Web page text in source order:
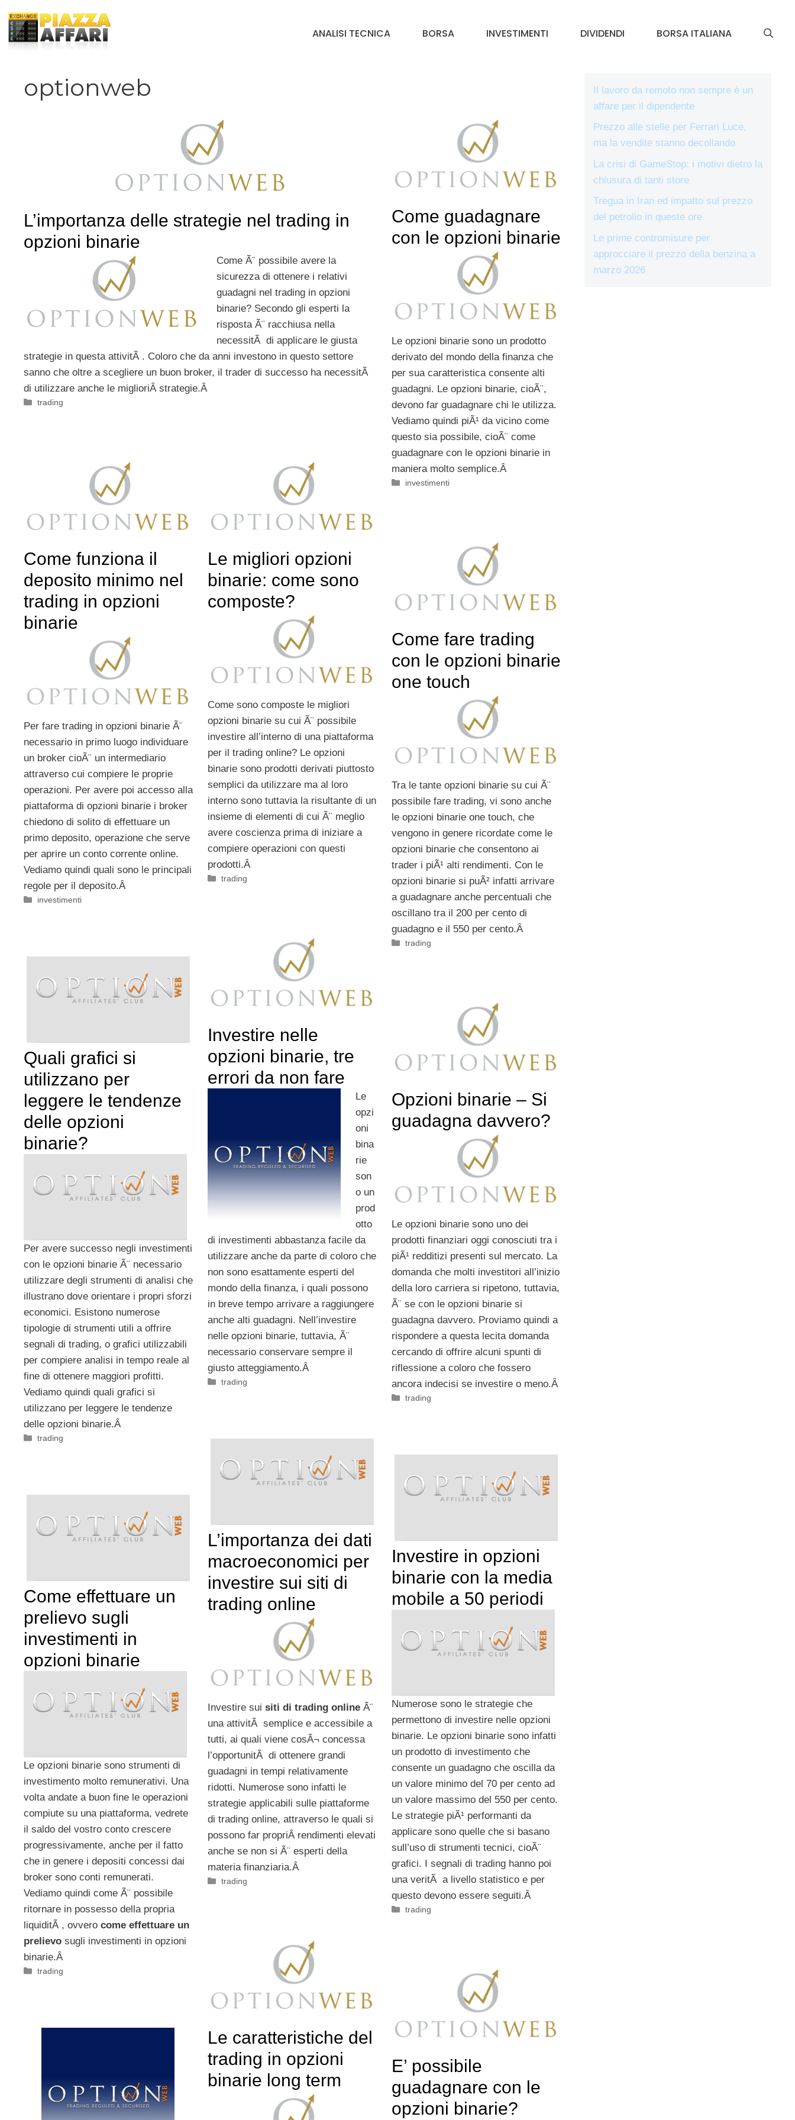
contenuto
ANALISI TECNICA BORSA INVESTIMENTI DIVIDENDI BORSA ITALIANA
optionweb
L’importanza delle strategie nel trading in
opzioni binarie
Come Ã¨ possibile avere la
sicurezza di ottenere i relativi
guadagni nel trading in opzioni
binarie? Secondo gli esperti la
risposta Ã¨ racchiusa nella
necessitÃ di applicare le giusta
strategie in questa attivitÃ . Coloro che da anni investono in questo settore
sanno che oltre a scegliere un buon broker, il trader di successo ha necessitÃ
di utilizzare anche le miglioriÂ strategie.Â
Categorie
trading
Come guadagnare
con le opzioni binarie
Le opzioni binarie sono un prodotto
derivato del mondo della finanza che
per sua caratteristica consente alti
guadagni. Le opzioni binarie, cioÃ¨,
devono far guadagnare chi le utilizza.
Vediamo quindi piÃ¹ da vicino come
questo sia possibile, cioÃ¨ come
guadagnare con le opzioni binarie in
maniera molto semplice.Â
Categorie
investimenti
Come funziona il
deposito minimo nel
trading in opzioni
binarie
Per fare trading in opzioni binarie Ã¨
necessario in primo luogo individuare
un broker cioÃ¨ un intermediario
attraverso cui compiere le proprie
operazioni. Per avere poi accesso alla
piattaforma di opzioni binarie i broker
chiedono di solito di effettuare un
primo deposito, operazione che serve
per aprire un conto corrente online.
Vediamo quindi quali sono le principali
regole per il deposito.Â
Categorie
investimenti
Le migliori opzioni
binarie: come sono
composte?
Come sono composte le migliori
opzioni binarie su cui Ã¨ possibile
investire all’interno di una piattaforma
per il trading online? Le opzioni
binarie sono prodotti derivati piuttosto
semplici da utilizzare ma al loro
interno sono tuttavia la risultante di un
insieme di elementi di cui Ã¨ meglio
avere coscienza prima di iniziare a
compiere operazioni con questi
prodotti.Â
Categorie
trading
Come fare trading
con le opzioni binarie
one touch
Tra le tante opzioni binarie su cui Ã¨
possibile fare trading, vi sono anche
le opzioni binarie one touch, che
vengono in genere ricordate come le
opzioni binarie che consentono ai
trader i piÃ¹ alti rendimenti. Con le
opzioni binarie si puÃ² infatti arrivare
a guadagnare anche percentuali che
oscillano tra il 200 per cento di
guadagno e il 550 per cento.Â
Categorie
trading
Investire nelle
opzioni binarie, tre
errori da non fare
Le
opzi
oni
bina
rie
son
o un
prod
otto
di investimenti abbastanza facile da
utilizzare anche da parte di coloro che
non sono esattamente esperti del
mondo della finanza, i quali possono
in breve tempo arrivare a raggiungere
anche alti guadagni. Nell’investire
nelle opzioni binarie, tuttavia, Ã¨
necessario conservare sempre il
giusto atteggiamento.Â
Categorie
trading
Quali grafici si
utilizzano per
leggere le tendenze
delle opzioni
binarie?
Per avere successo negli investimenti
con le opzioni binarie Ã¨ necessario
utilizzare degli strumenti di analisi che
illustrano dove orientare i propri sforzi
economici. Esistono numerose
tipologie di strumenti utili a offrire
segnali di trading, o grafici utilizzabili
per compiere analisi in tempo reale al
fine di ottenere maggiori profitti.
Vediamo quindi quali grafici si
utilizzano per leggere le tendenze
delle opzioni binarie.Â
Categorie
trading
Opzioni binarie – Si
guadagna davvero?
Le opzioni binarie sono uno dei
prodotti finanziari oggi conosciuti tra i
piÃ¹ redditizi presenti sul mercato. La
domanda che molti investitori all’inizio
della loro carriera si ripetono, tuttavia,
Ã¨ se con le opzioni binarie si
guadagna davvero. Proviamo quindi a
rispondere a questa lecita domanda
cercando di offrire alcuni spunti di
riflessione a coloro che fossero
ancora indecisi se investire o meno.Â
Categorie
trading
L’importanza dei dati
macroeconomici per
investire sui siti di
trading online
Investire sui siti di trading onlineÃ¨
una attivitÃ semplice e accessibile a
tutti, ai quali viene cosÃ¬ concessa
l’opportunitÃ di ottenere grandi
guadagni in tempi relativamente
ridotti. Numerose sono infatti le
strategie applicabili sulle piattaforme
di trading online, attraverso le quali si
possono far propriÂ rendimenti elevati
anche se non si Ã¨ esperti della
materia finanziaria.Â
Categorie
trading
Investire in opzioni
binarie con la media
mobile a 50 periodi
Numerose sono le strategie che
permettono di investire nelle opzioni
binarie. Le opzioni binarie sono infatti
un prodotto di investimento che
consente un guadagno che oscilla da
un valore minimo del 70 per cento ad
un valore massimo del 550 per cento.
Le strategie piÃ¹ performanti da
applicare sono quelle che si basano
sull’uso di strumenti tecnici, cioÃ¨
grafici. I segnali di trading hanno poi
una veritÃ a livello statistico e per
questo devono essere seguiti.Â
Categorie
trading
Come effettuare un
prelievo sugli
investimenti in
opzioni binarie
Le opzioni binarie sono strumenti di
investimento molto remunerativi. Una
volta andate a buon fine le operazioni
compiute su una piattaforma, vedrete
il saldo del vostro conto crescere
progressivamente, anche per il fatto
che in genere i depositi concessi dai
broker sono conti remunerati.
Vediamo quindi come Ã¨ possibile
ritornare in possesso della propria
liquiditÃ , ovvero come effettuare un
prelievo sugli investimenti in opzioni
binarie.Â
Categorie
trading
Le caratteristiche del
trading in opzioni
binarie long term
E’ possibile
guadagnare con le
opzioni binarie?
Il lavoro da remoto non sempre è un
affare per il dipendente
Prezzo alle stelle per Ferrari Luce,
ma la vendite stanno decollando
La crisi di GameStop: i motivi dietro la
chiusura di tanti store
Tregua in Iran ed impatto sul prezzo
del petrolio in queste ore
Le prime contromisure per
approcciare il prezzo della benzina a
marzo 2026